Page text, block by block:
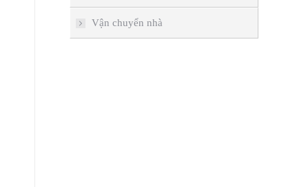
Vận chuyển nhà